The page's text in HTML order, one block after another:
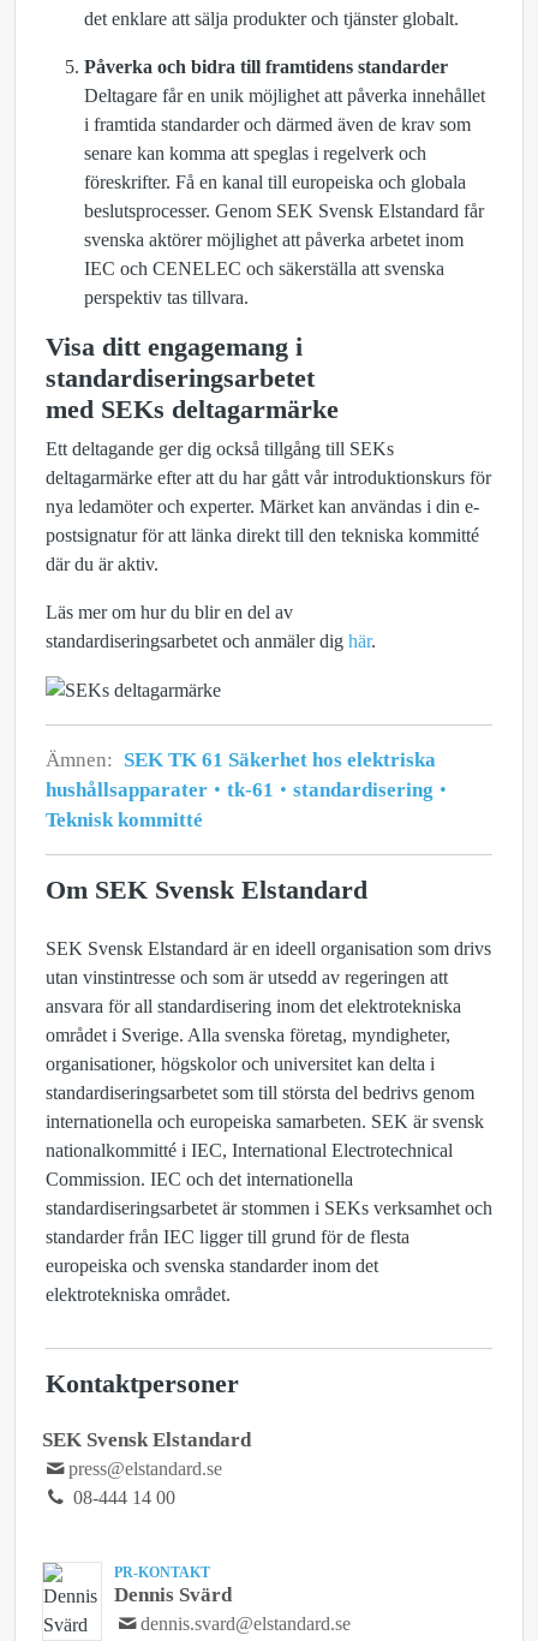
det enklare att sälja produkter och tjänster globalt.
Påverka och bidra till framtidens standarder
Deltagare får en unik möjlighet att påverka innehållet
i framtida standarder och därmed även de krav som
senare kan komma att speglas i regelverk och
föreskrifter. Få en kanal till europeiska och globala
beslutsprocesser. Genom SEK Svensk Elstandard får
svenska aktörer möjlighet att påverka arbetet inom
IEC och CENELEC och säkerställa att svenska
perspektiv tas tillvara.
Visa ditt engagemang i
standardiseringsarbetet
med SEKs deltagarmärke
Ett deltagande ger dig också tillgång till SEKs
deltagarmärke efter att du har gått vår introduktionskurs för
nya ledamöter och experter. Märket kan användas i din e-
postsignatur för att länka direkt till den tekniska kommitté
där du är aktiv.
Läs mer om hur du blir en del av
standardiseringsarbetet och anmäler dig här.
Ämnen: SEK TK 61 Säkerhet hos elektriska
hushållsapparater
tk-61
standardisering
Teknisk kommitté
Om SEK Svensk Elstandard
SEK Svensk Elstandard är en ideell organisation som drivs
utan vinstintresse och som är utsedd av regeringen att
ansvara för all standardisering inom det elektrotekniska
området i Sverige. Alla svenska företag, myndigheter,
organisationer, högskolor och universitet kan delta i
standardiseringsarbetet som till största del bedrivs genom
internationella och europeiska samarbeten. SEK är svensk
nationalkommitté i IEC, International Electrotechnical
Commission. IEC och det internationella
standardiseringsarbetet är stommen i SEKs verksamhet och
standarder från IEC ligger till grund för de flesta
europeiska och svenska standarder inom det
elektrotekniska området.
Kontaktpersoner
SEK Svensk Elstandard
press@elstandard.se
08-444 14 00
PR-KONTAKT
Dennis Svärd
dennis.svard@elstandard.se